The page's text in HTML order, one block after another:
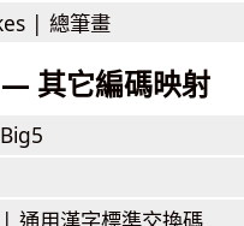
| 總筆畫
其它編碼映射
Big5
通用漢字標準交換碼